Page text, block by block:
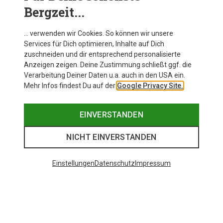
Bergzeit...
… verwenden wir Cookies. So können wir unsere
Services für Dich optimieren, Inhalte auf Dich
zuschneiden und dir entsprechend personalisierte
Anzeigen zeigen. Deine Zustimmung schließt ggf. die
Verarbeitung Deiner Daten u.a. auch in den USA ein.
Mehr Infos findest Du auf der Google Privacy Site.
EINVERSTANDEN
NICHT EINVERSTANDEN
EinstellungenDatenschutz Impressum